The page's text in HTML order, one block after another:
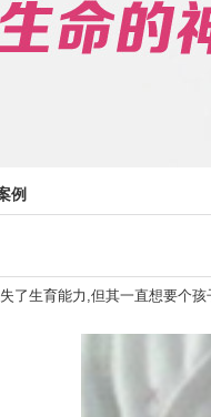
例
了生育能力,但其一直想要个